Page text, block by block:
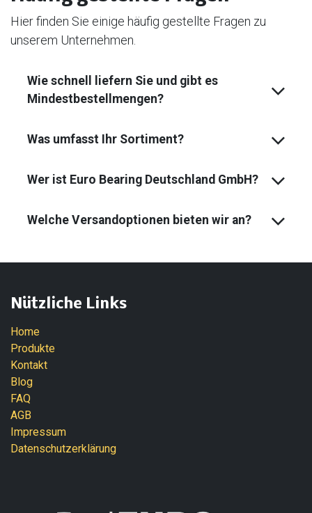
Hier finden Sie einige häufig gestellte Fragen zu
unserem Unternehmen.
Wie schnell liefern Sie und gibt es
Mindest­bestell­mengen?
Was umfasst Ihr Sortiment?
Wer ist Euro Bearing Deutschland GmbH?
Welche Versandoptionen bieten wir an?
Nützliche Links
Home
Produkte
Kontakt
Blog
FAQ
AGB
Impressum
Datenschutzerklärung